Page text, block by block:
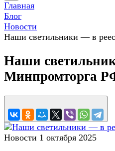
Главная
Блог
Новости
Наши светильники — в
Наши
Минпромторга
Новости 1 октября 2025